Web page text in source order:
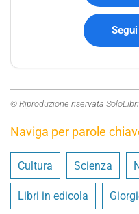
© Riproduzione riservata
Naviga per parole
Cultura Scienza
Libri in edicola